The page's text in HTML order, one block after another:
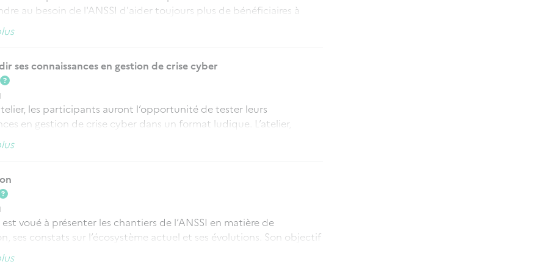
au besoin de l'ANSSI d'aider toujours plus de bénéficiaires à
cybersécurité
ses connaissances en gestion de crise cyber
les participants auront l’opportunité de tester leurs
en gestion de crise cyber dans un format ludique. L’atelier,
permet de revenir sur le contenu des guides de la collection
de l’ANSSI et de découvrir les apports du Groupe de travail «
voué à présenter les chantiers de l’ANSSI en matière de
ses constats sur l’écosystème actuel et ses évolutions. Son objectif
d’introduire les pistes de développement du projet remédiation
dans les prochaines années alors que l’agence est engagée, avec